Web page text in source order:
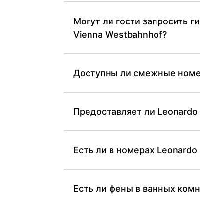
Могут ли гости запросить
Vienna Westbahnhof?
Доступны ли смежные
Предоставляет ли
Есть ли в номерах
Есть ли фены в ванных